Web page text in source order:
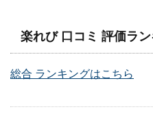
楽れび 口コミ 評価ラ
総合 ランキングはこちら